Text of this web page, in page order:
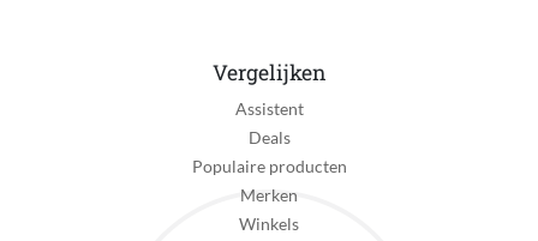
Vergelijken
Assistent
Deals
Populaire producten
Merken
Winkels